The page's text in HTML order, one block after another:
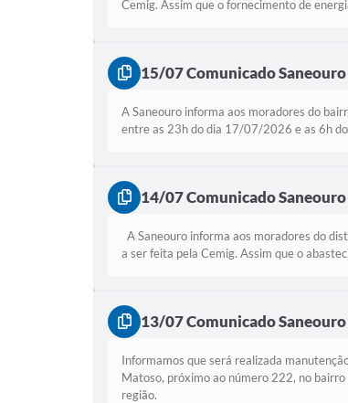
Cemig. Assim que o fornecimento de
15/07 Comunicado Saneouro
A Saneouro informa aos moradores do
entre as 23h do dia 17/07/2026 e as 6h
14/07 Comunicado Saneouro
A Saneouro informa aos moradores do
a ser feita pela Cemig. Assim que o
13/07 Comunicado
Informamos que será realizada
Matoso, próximo ao número 222, no
região.